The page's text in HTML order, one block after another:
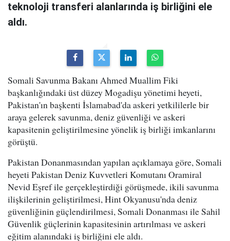
teknoloji transferi alanlarında iş birliğini ele
aldı.
Somali Savunma Bakanı Ahmed Muallim Fiki
başkanlığındaki üst düzey Mogadişu yönetimi heyeti,
Pakistan'ın başkenti İslamabad'da askeri yetkililerle bir
araya gelerek savunma, deniz güvenliği ve askeri
kapasitenin geliştirilmesine yönelik iş birliği imkanlarını
görüştü.
Pakistan Donanmasından yapılan açıklamaya göre, Somali
heyeti Pakistan Deniz Kuvvetleri Komutanı Oramiral
Nevid Eşref ile gerçekleştirdiği görüşmede, ikili savunma
ilişkilerinin geliştirilmesi, Hint Okyanusu'nda deniz
güvenliğinin güçlendirilmesi, Somali Donanması ile Sahil
Güvenlik güçlerinin kapasitesinin artırılması ve askeri
eğitim alanındaki iş birliğini ele aldı.